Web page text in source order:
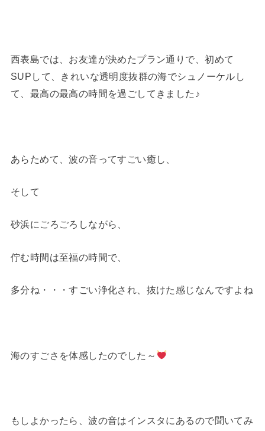
西表島では、お友達が決めたプラン通りで、初めて
SUPして、きれいな透明度抜群の海でシュノーケルし
て、最高の最高の時間を過ごしてきました♪
あらためて、波の音ってすごい癒し、
そして
砂浜にごろごろしながら、
佇む時間は至福の時間で、
多分ね・・・すごい浄化され、抜けた感じなんですよね
海のすごさを体感したのでした～
もしよかったら、波の音はインスタにあるので聞いてみ